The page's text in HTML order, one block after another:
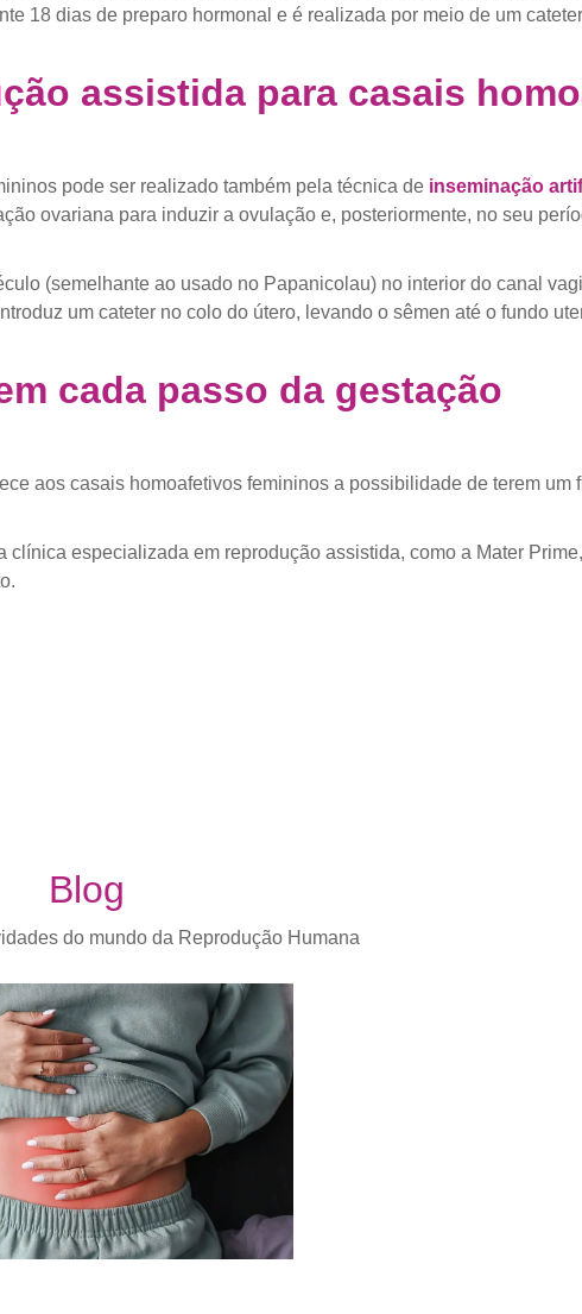
18 dias de preparo hormonal e é realizada por meio de um
assistida para casais
pode ser realizado também pela técnica de inseminação
ovariana para induzir a ovulação e, posteriormente, no seu
(semelhante ao usado no Papanicolau) no interior do canal
um cateter no colo do útero, levando o sêmen até o fundo
cada passo da gestação
aos casais homoafetivos femininos a possibilidade de terem um
clínica especializada em reprodução assistida, como a Mater
Blog
do mundo da Reprodução Humana